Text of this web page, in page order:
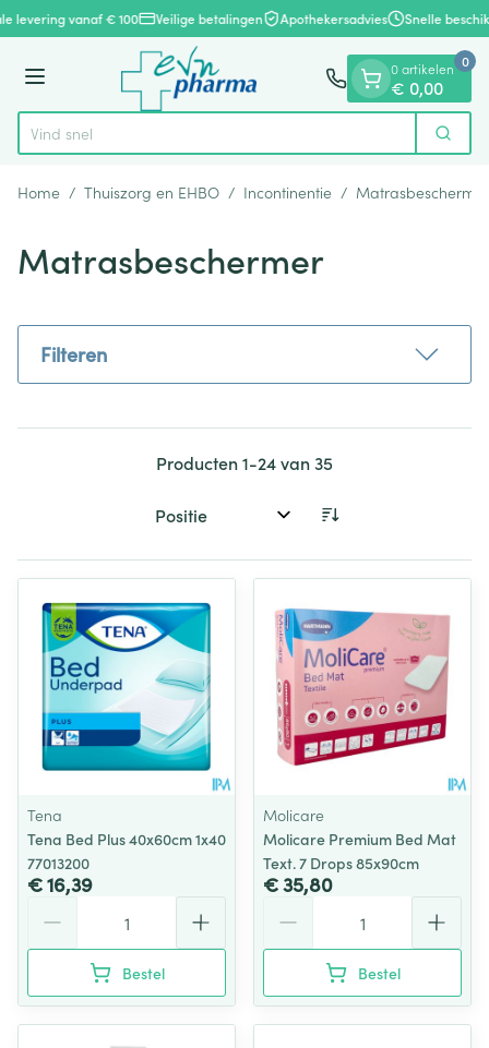
Ga naar de inhoud
1 van 1
levering vanaf € 100 Veilige betalingen Apothekersadvies Snelle
Menu
Product, merk, categorie...
Vind snel wondverzorg Zoek
0 artikelen
€ 0,00
0
Home / Thuiszorg en EHBO / Incontinentie / Matrasbeschermer
Matrasbeschermer
Filteren
Producten1-24van35
Sorteer op:
Tena
Tena Bed Plus 40x60cm 1x40
77013200
€ 16,39
Bestel
Molicare
Molicare Premium Bed Mat
Text. 7 Drops 85x90cm
€ 35,80
Bestel